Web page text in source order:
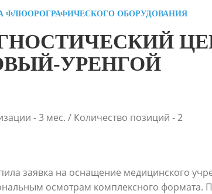
ФЛЮОРОГРАФИЧЕСКОГО ОБОРУДОВАНИЯ
УРЕНГОЙ
- 3 мес. / Количество позиций - 2
заявка на оснащение медицинского
осмотрам комплексного формата.